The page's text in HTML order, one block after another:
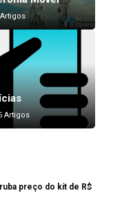
Artigos
preço do kit de R$